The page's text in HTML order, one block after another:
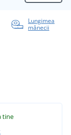
Lungimea
mânecii
tine